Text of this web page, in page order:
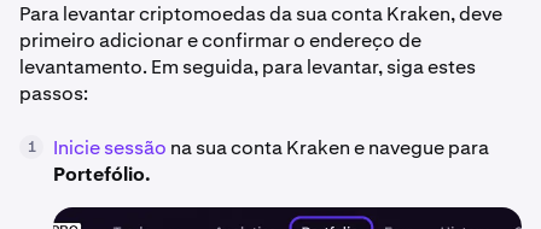
Para levantar criptomoedas da sua conta Kraken, deve
primeiro adicionar e confirmar o endereço de
levantamento. Em seguida, para levantar, siga estes
passos:
1 Inicie sessão na sua conta Kraken e navegue para
Portefólio.